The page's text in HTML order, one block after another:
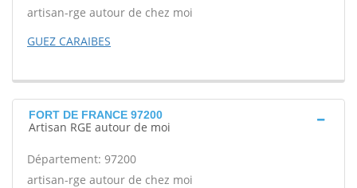
artisan-rge autour de chez moi
GUEZ CARAIBES
FORT DE FRANCE 97200
Artisan RGE autour de moi
Département: 97200
artisan-rge autour de chez moi